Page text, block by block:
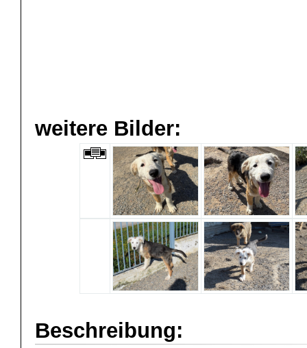
weitere Bilder:
Beschreibung: